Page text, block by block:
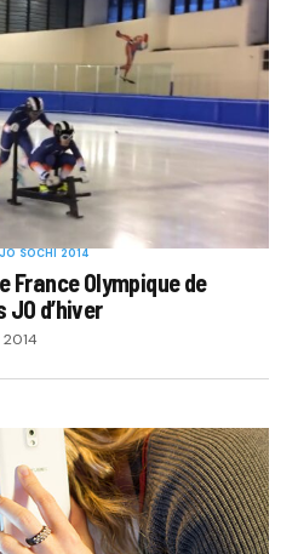
JO SOCHI 2014
France Olympique de
d’hiver
2014